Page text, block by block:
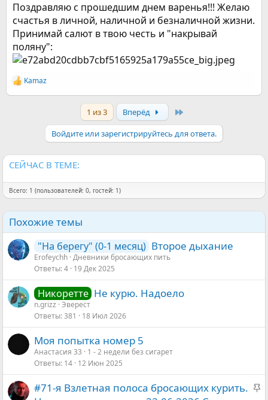
Поздравляю с прошедшим днем варенья!!! Желаю
счастья в личной, наличной и безналичной жизни.
Принимай салют в твою честь и "накрывай
поляну":
Р
е
Kamaz
1 из 3 Вперёд
Войдите или зарегистрируйтесь для ответа.
СЕЙЧАС В ТЕМЕ:
Всего: 1 (пользователей: 0, гостей: 1)
Похожие темы
"На берегу" (0-1 месяц) Второе дыхание
Erofeychh Дневники бросающих пить
Ответы 4 19 Дек 2025
Никоретте Не курю. Надоело
n.grizz Эверест
Ответы 381 18 Июл 2026
Моя попытка номер 5
Анастасия 33
1 - 2 недели без сигарет
Ответы 14 12 Июн 2025
З
#71-я Взлетная полоса бросающих курить.